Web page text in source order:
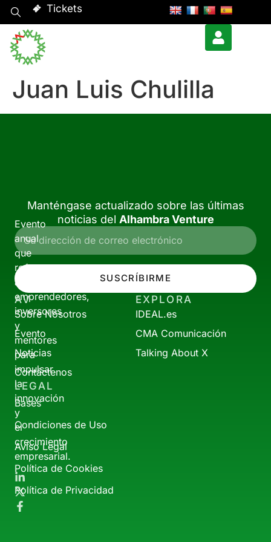
Tickets
Juan Luis Chulilla
Evento
anual
que
reúne
a
emprendedores,
inversores
y
mentores
para
impulsar
la
innovación
y
el
crecimiento
empresarial.
Manténgase actualizado sobre las últimas
noticias del Alhambra Venture
SUSCRÍBIRME
AV
Sobre Nosotros
Evento
Noticias
Contáctenos
EXPLORA
IDEAL.es
CMA Comunicación
Talking About X
LEGAL
Bases
Condiciones de Uso
Aviso Legal
Política de Cookies
Política de Privacidad